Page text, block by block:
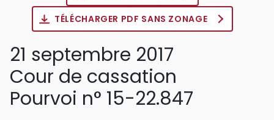
TÉLÉCHARGER PDF SANS ZONAGE
21 septembre 2017
Cour de cassation
Pourvoi n° 15-22.847